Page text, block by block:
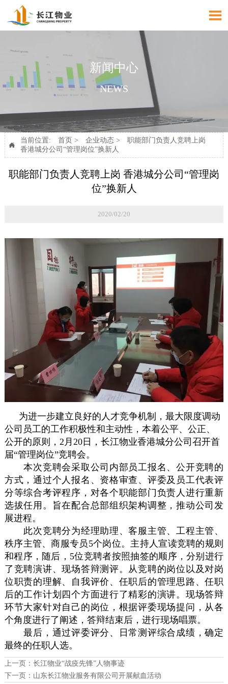

新闻中心
NEWS

当前位置: 首页 > 企业动态>
职能部门负责人竞聘上岗
香港城分公司“管理岗位”换新人
职能部门负责人竞聘上岗 香港城分公司“管理岗
位”换新人
2020/02/20
为进一步建立良好的人才竞争机制，最大限度调动
公司员工的工作积极性和主动性，本着公平、公正、
公开的原则，2月20日，长江物业香港城分公司召开首
届“管理岗位”竞聘会。
本次竞聘会采取公司内部员工报名、公开竞聘的
方式，通过个人报名、资格审查、评委及员工代表评
分等综合考评程序，对各个职能部门负责人进行重新
选拔任用。旨在配合总部组织架构调整，推动公司发
展进程。
此次竞聘分为经理助理、客服主管、工程主管、
秩序主管、商服专员5个岗位。主持人宣读竞聘的规则
和程序，随后，5位竞聘者按照抽签的顺序，分别进行
了竞聘演讲、现场答辩测评。从竞聘的岗位以及对岗
位职责的理解、自我评价、任职后的管理思路、任职
后的工作计划四个方面进行了精彩的演讲。现场答辩
环节大家针对自己的岗位，根据评委现场提问，从各
个角度进行了阐述，答辩结束后，进行现场唱票。
最后，通过评委评分、日常测评综合成绩，确定
最终的任职人选。
上一页： 长江物业“战疫先锋”人物事迹
下一页： 山东长江物业服务有限公司开展献血活动